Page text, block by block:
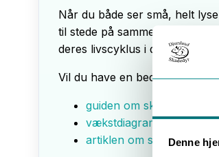
Denne
Når du både ser små, helt
til stede på samme tid. Æg er
deres livscyklus i dit hjem.
Vil du have en bedre
guiden om skægkræ unger
vækstdiagrammet– der
artiklen om skægkræ og